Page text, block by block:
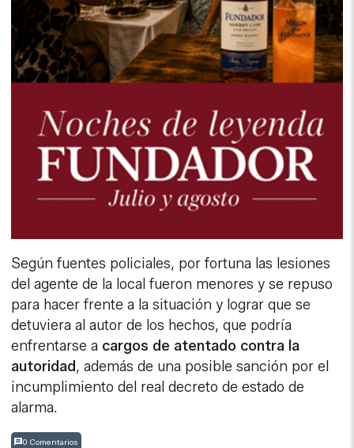
Según fuentes policiales, por fortuna las lesiones
del agente de la local fueron menores y se repuso
para hacer frente a la situación y lograr que se
detuviera al autor de los hechos, que podría
enfrentarse a cargos de atentado contra la
autoridad, además de una posible sanción por el
incumplimiento del real decreto de estado de
alarma.
0 Comentarios